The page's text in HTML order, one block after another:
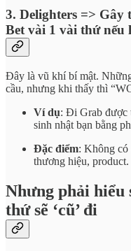
3. Delighters => Gây
Bet vài 1 vài thứ nếu
Đây là vũ khí bí mật.
cầu, nhưng khi thấy thì
Ví dụ: Đi Grab được
sinh nhật bạn bằng
Đặc điểm: Không có
thương hiệu, product.
Nhưng phải hiểu
thứ sẽ ‘cũ’ đi